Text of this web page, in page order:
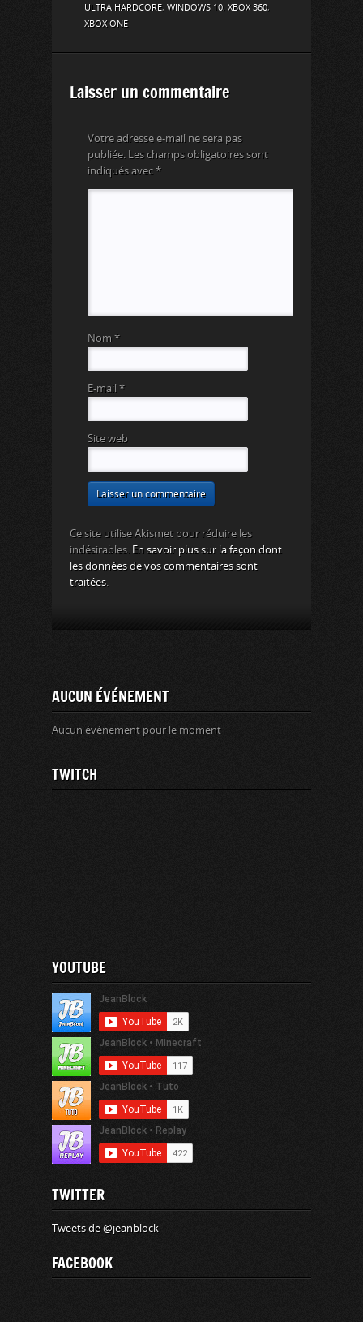
ULTRA HARDCORE, WINDOWS 10, XBOX 360,
XBOX ONE
Laisser un commentaire
Votre adresse e-mail ne sera pas
publiée.
Les champs obligatoires sont
indiqués avec *
Nom *
E-mail *
Site web
Ce site utilise Akismet pour réduire les
indésirables. En savoir plus sur la façon dont
les données de vos commentaires sont
traitées
AUCUN ÉVÉNEMENT
Aucun événement pour le moment
TWITCH
YOUTUBE
TWITTER
Tweets de @jeanblock
FACEBOOK